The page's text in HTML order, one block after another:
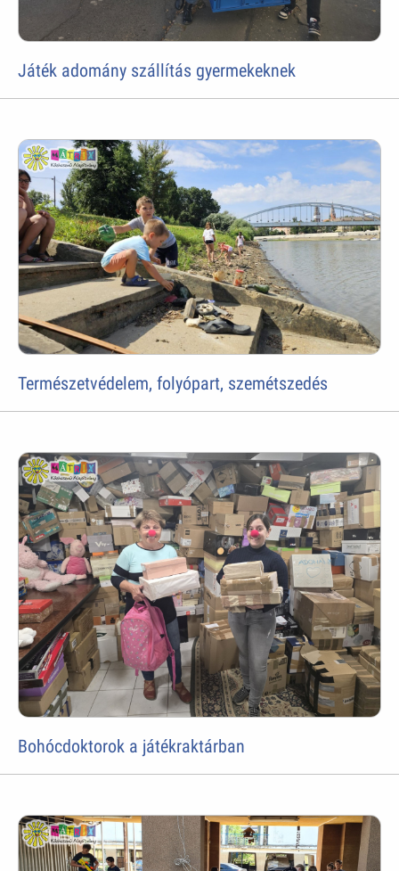
Játék adomány szállítás gyermekeknek
Természetvédelem, folyópart, szemétszedés
Bohócdoktorok a játékraktárban